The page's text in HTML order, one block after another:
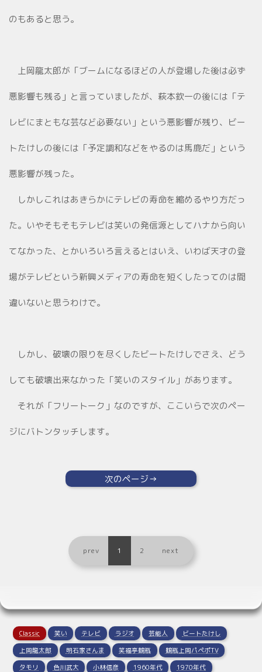
のもあると思う。
上岡龍太郎が「ブームになるほどの人が登場した後は必ず
悪影響も残る」と言っていましたが、萩本欽一の後には「テ
レビにまともな芸など必要ない」という悪影響が残り、ビー
トたけしの後には「予定調和などをやるのは馬鹿だ」という
悪影響が残った。
しかしこれはあきらかにテレビの寿命を縮めるやり方だっ
た。いやそもそもテレビは笑いの発信源としてハナから向い
てなかった、とかいろいろ言えるとはいえ、いわば天才の登
場がテレビという新興メディアの寿命を短くしたってのは間
違いないと思うわけで。
しかし、破壊の限りを尽くしたビートたけしでさえ、どう
しても破壊出来なかった「笑いのスタイル」があります。
それが「フリートーク」なのですが、ここいらで次のペー
ジにバトンタッチします。
次のページ→
prev 1 2 next
Classic 笑い テレビ ラジオ 芸能人
ビートたけし
上岡龍太郎
明石家さんま 笑福亭鶴瓶
鶴瓶上岡パペポTV
タモリ
色川武大 小林信彦 1960年代 1970年代